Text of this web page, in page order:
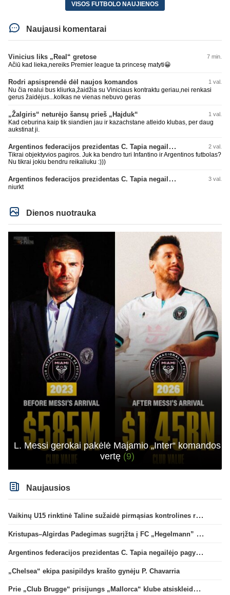
VISOS FUTBOLO NAUJIENOS
Naujausi komentarai
Vinicius liks „Real“ gretose 7 min.
Ačiū kad lieka,nereiks Premier league ta princesę matyti😀
Rodri apsisprendė dėl naujos komandos 1 val.
Nu čia realui bus kliurka,žaidžia su Viniciaus kontraktu geriau,nei renkasi
gerus žaidėjus...kolkas ne vienas nebuvo geras
„Žalgiris“ neturėjo šansų prieš „Hajduk“ 1 val.
Kad ceburina kaip tik siandien jau ir kazachstane atleido klubas, per daug
aukstinat ji.
Argentinos federacijos prezidentas C. Tapia negailėjo pagyrų G. Infantino 2 val.
Tikrai objektyvios pagiros. Juk ka bendro turi Infantino ir Argentinos futbolas?
Nu tikrai jokiu bendru reikaliuku :)))
Argentinos federacijos prezidentas C. Tapia negailėjo pagyrų G. Infantino 3 val.
niurkt
Dienos nuotrauka
L. Messi gerokai pakėlė Majamio „Inter“ komandos
vertę (9)
Naujausios
Vaikinų U15 rinktinė Taline sužaidė pirmąsias kontrolines rungtynes
Kristupas–Algirdas Padegimas sugrįžta į FC „Hegelmann” B sudėtį
Argentinos federacijos prezidentas C. Tapia negailėjo pagyrų G. Infantino
„Chelsea“ ekipa pasipildys krašto gynėju P. Chavarria
Prie „Club Brugge“ prisijungs „Mallorca“ klube atsiskleidęs J. Virgili